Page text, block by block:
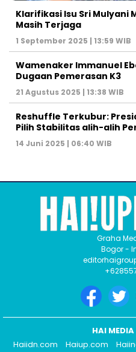
Klarifikasi Isu Sri Mulyani
Masih Terjaga
1 September 2025 | 13:59 WIB
Wamenaker Immanuel
Dugaan Pemerasan K3
21 Agustus 2025 | 13:38 WIB
Reshuffle Terkubur:
Pilih Stabilitas alih-alih
14 Juni 2025 | 06:40 WIB
Graha
Bogor -
HAI
Haiidn.com
Haiup.com